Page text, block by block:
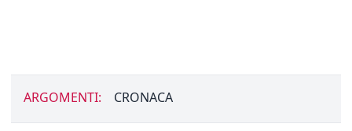
ARGOMENTI: CRONACA